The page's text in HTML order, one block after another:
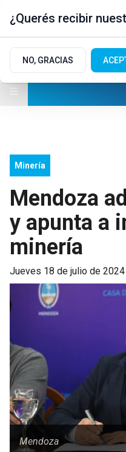
Minería
Mendoza
y apunta a
minería
jueves 18 de julio de
Mendoza
¿Querés recibir
NO, GRACIAS